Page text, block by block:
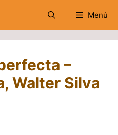
Menú
–
Walter Silva